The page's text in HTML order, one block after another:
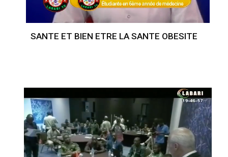
SANTE ET BIEN ETRE LA SANTE OBESITE